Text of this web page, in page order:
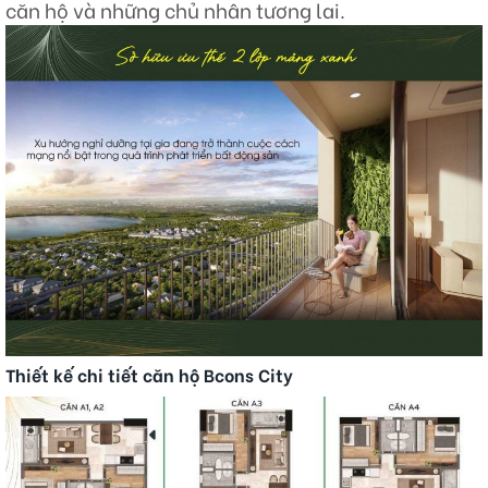
căn hộ và những chủ nhân tương lai.
Thiết kế chi tiết căn hộ Bcons City